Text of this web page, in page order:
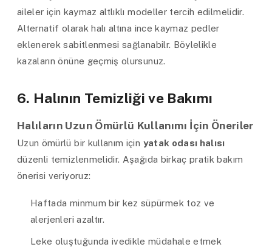
aileler için kaymaz altlıklı modeller tercih edilmelidir.
Alternatif olarak halı altına ince kaymaz pedler
eklenerek sabitlenmesi sağlanabilr. Böylelikle
kazaların önüne geçmiş olursunuz.
6. Halının Temizliği ve Bakımı
Halıların Uzun Ömürlü Kullanımı İçin Öneriler
Uzun ömürlü bir kullanım için yatak odası halısı
düzenli temizlenmelidir. Aşağıda birkaç pratik bakım
önerisi veriyoruz:
Haftada minmum bir kez süpürmek toz ve
alerjenleri azaltır.
Leke oluştuğunda ivedikle müdahale etmek